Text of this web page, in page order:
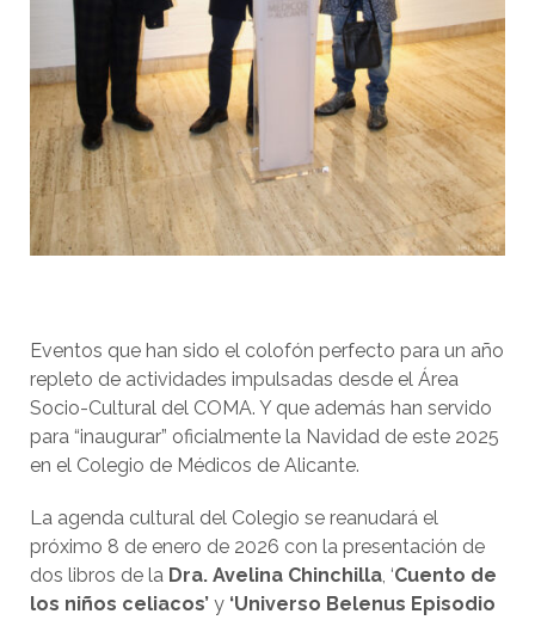
Eventos que han sido el colofón perfecto para un año
repleto de actividades impulsadas desde el Área
Socio-Cultural del COMA. Y que además han servido
para “inaugurar” oficialmente la Navidad de este 2025
en el Colegio de Médicos de Alicante.
La agenda cultural del Colegio se reanudará el
próximo 8 de enero de 2026 con la presentación de
dos libros de la Dra. Avelina Chinchilla, ‘Cuento de
los niños celiacos’ y ‘Universo Belenus Episodio